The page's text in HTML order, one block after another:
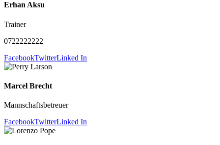
Erhan Aksu
Trainer
0722222222
FacebookTwitterLinked In
Marcel Brecht
Mannschaftsbetreuer
FacebookTwitterLinked In